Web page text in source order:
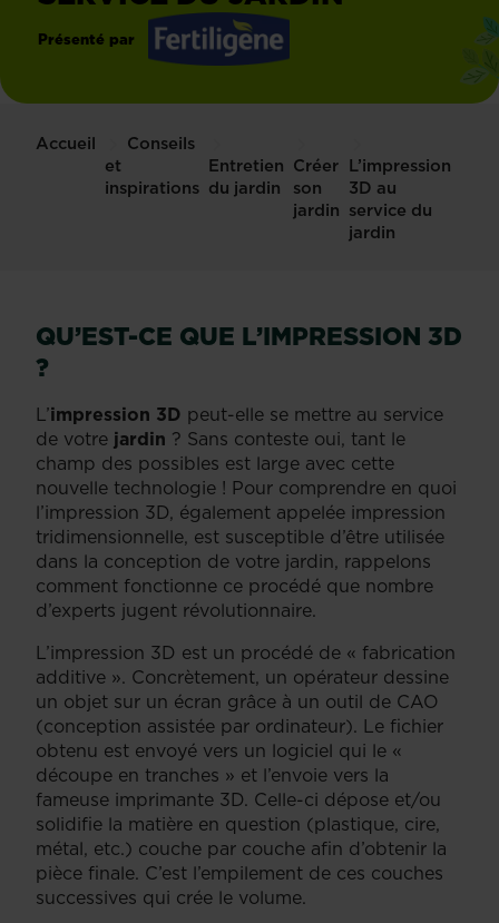
Présenté par
Accueil
Conseils
et
inspirations
Entretien
du jardin
Créer
son
jardin
L’impression
3D au
service du
jardin
QU’EST-CE QUE L’IMPRESSION 3D
?
L’impression 3D peut-elle se mettre au service
de votre jardin ? Sans conteste oui, tant le
champ des possibles est large avec cette
nouvelle technologie ! Pour comprendre en quoi
l’impression 3D, également appelée impression
tridimensionnelle, est susceptible d’être utilisée
dans la conception de votre jardin, rappelons
comment fonctionne ce procédé que nombre
d’experts jugent révolutionnaire.
L’impression 3D est un procédé de « fabrication
additive ». Concrètement, un opérateur dessine
un objet sur un écran grâce à un outil de CAO
(conception assistée par ordinateur). Le fichier
obtenu est envoyé vers un logiciel qui le «
découpe en tranches » et l’envoie vers la
fameuse imprimante 3D. Celle-ci dépose et/ou
solidifie la matière en question (plastique, cire,
métal, etc.) couche par couche afin d’obtenir la
pièce finale. C’est l’empilement de ces couches
successives qui crée le volume.